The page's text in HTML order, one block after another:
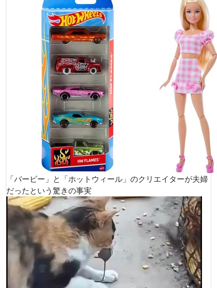
「バービー」と「ホットウィール」のクリエイターが夫婦
だったという驚きの事実